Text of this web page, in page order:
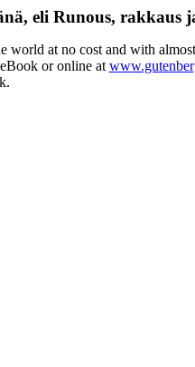
eli Runous, rakkaus
at no cost and with
or online at